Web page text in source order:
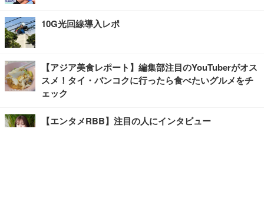
10G光回線導入レポ
【アジア美食レポート】編集部注目のYouTuberがオス
スメ！タイ・バンコクに行ったら食べたいグルメをチ
ェック
【エンタメRBB】注目の人にインタビュー